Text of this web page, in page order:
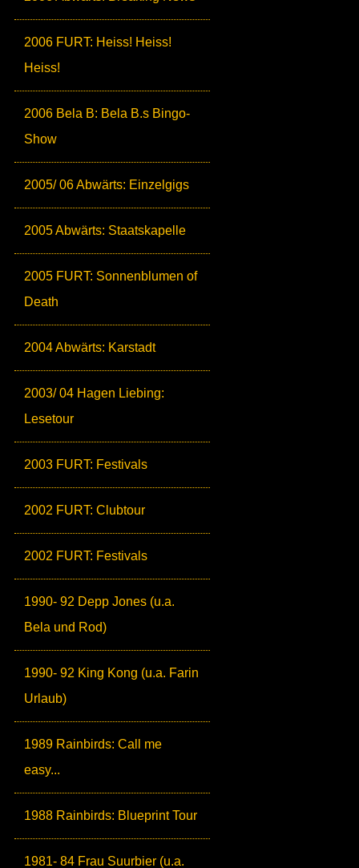
2006 FURT: Heiss! Heiss!
Heiss!
2006 Bela B: Bela B.s Bingo-
Show
2005/ 06 Abwärts: Einzelgigs
2005 Abwärts: Staatskapelle
2005 FURT: Sonnenblumen of
Death
2004 Abwärts: Karstadt
2003/ 04 Hagen Liebing:
Lesetour
2003 FURT: Festivals
2002 FURT: Clubtour
2002 FURT: Festivals
1990- 92 Depp Jones (u.a.
Bela und Rod)
1990- 92 King Kong (u.a. Farin
Urlaub)
1989 Rainbirds: Call me
easy...
1988 Rainbirds: Blueprint Tour
1981- 84 Frau Suurbier (u.a.